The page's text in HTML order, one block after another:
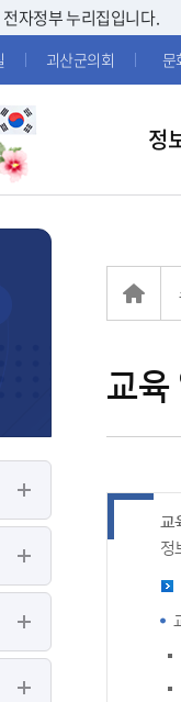
자정부 누리집입니다.
괴산군의회 문
정
교육
교
정